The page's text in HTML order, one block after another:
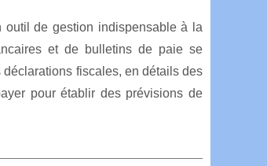
de gestion indispensable à la
et de bulletins de paie se
fiscales, en détails des
pour établir des prévisions de